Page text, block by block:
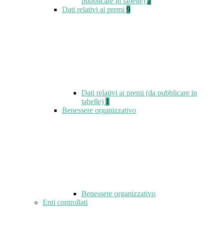
Dati relativi ai premi 9
Dati relativi ai premi (da pubblicare in
tabelle) 1
Benessere organizzativo
Benessere organizzativo
Enti controllati